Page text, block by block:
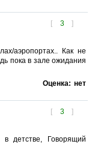
[ 3 ]
аэропортах.. Как не
пока в зале ожидания
Оценка: нет
[ 3 ]
детстве, Говорящий